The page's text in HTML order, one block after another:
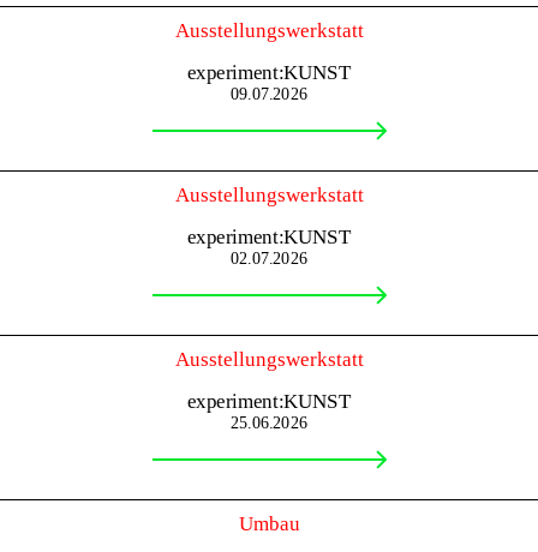
Ausstellungswerkstatt
experiment:KUNST
09.07.2026
Ausstellungswerkstatt
experiment:KUNST
02.07.2026
Ausstellungswerkstatt
experiment:KUNST
25.06.2026
Umbau